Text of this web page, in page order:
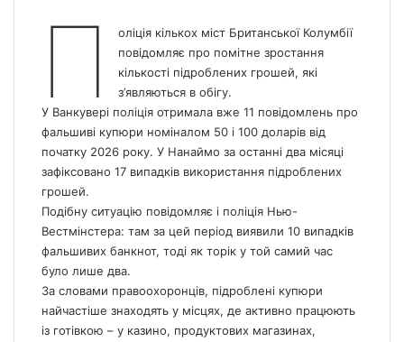
П
оліція кількох міст Британської Колумбії
повідомляє про помітне зростання
кількості підроблених грошей, які
з’являються в обігу.
У Ванкувері поліція отримала вже 11 повідомлень про
фальшиві купюри номіналом 50 і 100 доларів від
початку 2026 року. У Нанаймо за останні два місяці
зафіксовано 17 випадків використання підроблених
грошей.
Подібну ситуацію повідомляє і поліція Нью-
Вестмінстера: там за цей період виявили 10 випадків
фальшивих банкнот, тоді як торік у той самий час
було лише два.
За словами правоохоронців, підроблені купюри
найчастіше знаходять у місцях, де активно працюють
із готівкою – у казино, продуктових магазинах,